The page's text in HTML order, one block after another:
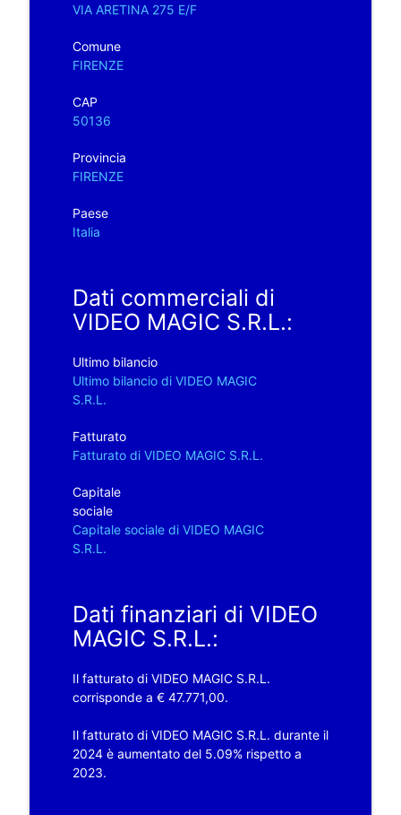
VIA ARETINA 275 E/F
Comune
FIRENZE
CAP
50136
Provincia
FIRENZE
Paese
Italia
Dati commerciali di
VIDEO MAGIC S.R.L.:
Ultimo bilancio
Ultimo bilancio di VIDEO MAGIC
S.R.L.
Fatturato
Fatturato di VIDEO MAGIC S.R.L.
Capitale
sociale
Capitale sociale di VIDEO MAGIC
S.R.L.
Dati finanziari di VIDEO
MAGIC S.R.L.:
Il fatturato di VIDEO MAGIC S.R.L.
corrisponde a € 47.771,00.
Il fatturato di VIDEO MAGIC S.R.L. durante il
2024 è aumentato del 5.09% rispetto a
2023.